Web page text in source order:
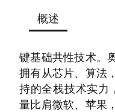
概述
键基础共性技术。
拥有从芯片、算法
持的全栈技术实力
量比肩微软、苹果